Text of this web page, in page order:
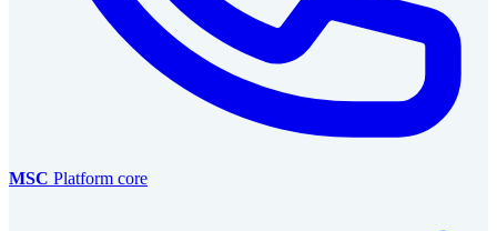
MSC Platform core